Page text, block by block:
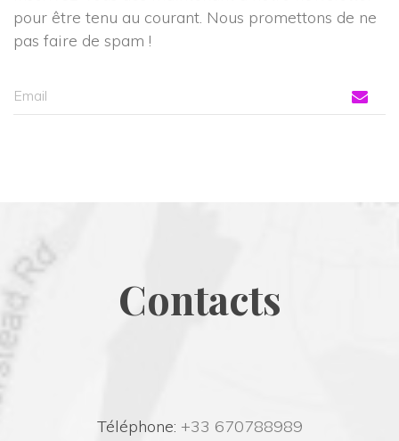
pour être tenu au courant. Nous promettons de ne
pas faire de spam !
Contact
Téléphone: +33 670788989